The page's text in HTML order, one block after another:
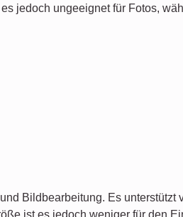
jedoch ungeeignet für Fotos,
Bildbearbeitung. Es unterstützt
ist es jedoch weniger für den